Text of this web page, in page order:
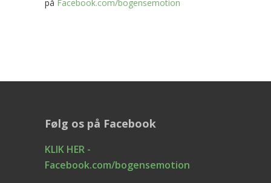
på Facebook.com/bogensemotion
Følg os på Facebook
KLIK HER -
Facebook.com/bogensemotion